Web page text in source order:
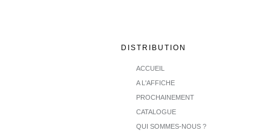
DISTRIBUTION
ACCUEIL
A L'AFFICHE
PROCHAINEMENT
CATALOGUE
QUI SOMMES-NOUS ?